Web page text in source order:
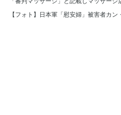
【フォト】日本軍「慰安婦」被害者カ